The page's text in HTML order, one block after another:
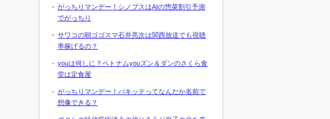
がっちりマンデー！シノプスはAIの惣菜割引予測
でがっちり
サワコの朝ゴゴスマ石井亮次は関西放送でも視聴
率稼げるの？
youは何しに？ベトナムyouズン＆ダンのさくら食
堂は定食屋
がっちりマンデー！パキッテってなんだか名前で
想像できる？